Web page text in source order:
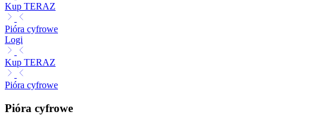
Kup TERAZ
Pióra cyfrowe
Logi
Kup TERAZ
Pióra cyfrowe
Pióra cyfrowe